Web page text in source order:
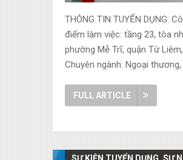
THÔNG TIN TUYỂN DỤNG:
điểm làm việc: tầng 23, tòa
phường Mễ Trĩ, quận Từ
Chuyên ngành: Ngoại thương,
FULL ARTICLE